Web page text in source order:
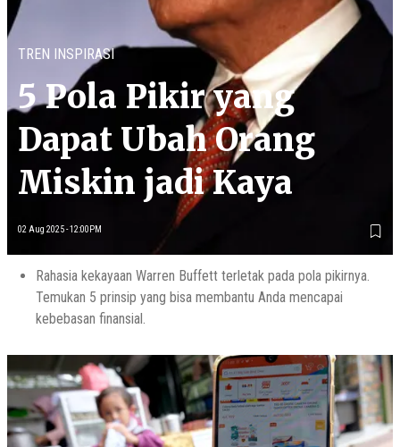
TREN INSPIRASI
5 Pola Pikir yang
Dapat Ubah Orang
Miskin jadi Kaya
02 Aug 2025 - 12:00PM
Rahasia kekayaan Warren Buffett terletak pada pola pikirnya.
Temukan 5 prinsip yang bisa membantu Anda mencapai
kebebasan finansial.